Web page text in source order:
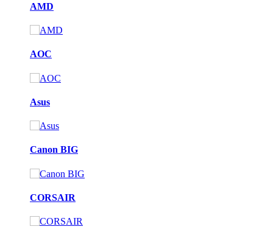
AMD
AOC
Asus
Canon BIG
CORSAIR